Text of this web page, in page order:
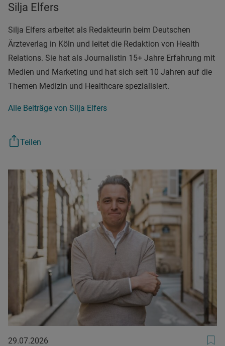
Silja Elfers
Silja Elfers arbeitet als Redakteurin beim Deutschen
Ärzteverlag in Köln und leitet die Redaktion von Health
Relations. Sie hat als Journalistin 15+ Jahre Erfahrung mit
Medien und Marketing und hat sich seit 10 Jahren auf die
Themen Medizin und Healthcare spezialisiert.
Alle Beiträge von Silja Elfers
Teilen
29.07.2026
29.07.2026